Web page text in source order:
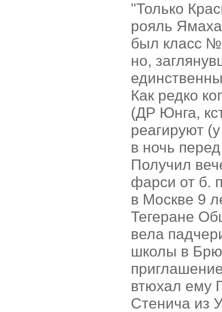
"Только
рояль
был класс
но,
Как редко
(ДР Юнга,
реагируют
в ночь
Получил
фарси от б.
в Москве 9
Тегеране
вела
школы в
втюхал ему
Стенича из